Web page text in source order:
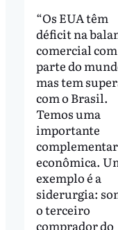
“Os EUA têm
déficit na
comercial
parte do
mas tem
com o Brasil.
Temos uma
importante
econômica.
exemplo é a
siderurgia:
o terceiro
comprador do